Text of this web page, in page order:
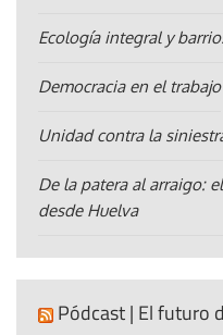
Ecología integral y
Democracia en el trabajo
Unidad contra la
De la patera al arraigo:
desde Huelva
Pódcast | El futuro